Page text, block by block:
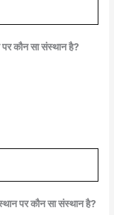
कौन सा संस्थान है?
पर कौन सा संस्थान है?